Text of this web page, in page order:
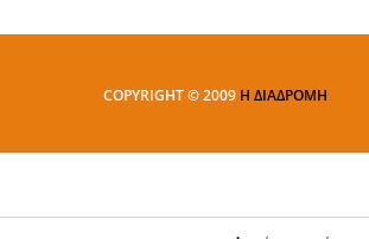
COPYRIGHT © 2009 Η ΔΙΑΔΡΟΜΗ